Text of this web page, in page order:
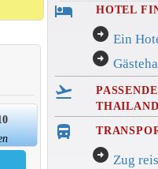
hotel HOTEL
arrow_circle_right Ein
arrow_circle_right
flight_takeoff
THAILAND
directions_bus_filled
arrow_circle_right Zug